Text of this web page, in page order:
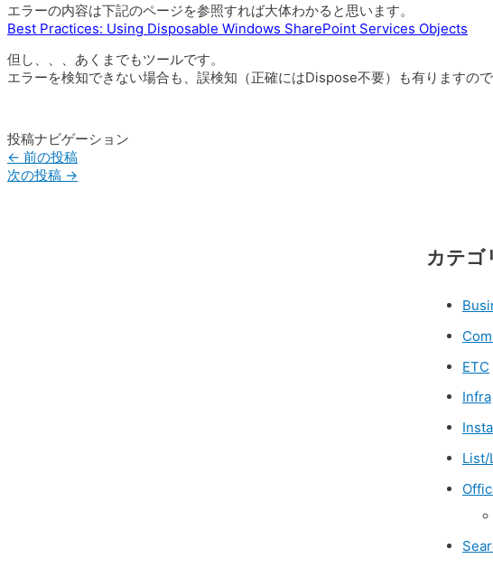
エラーの内容は下記のページを参照すれば大体わかると思います。
Best Practices: Using Disposable Windows SharePoint Services Objects
但し、、、あくまでもツールです。
エラーを検知できない場合も、誤検知（正確にはDispose不要）も有りますの
投稿ナビゲーション
← 前の投稿
次の投稿 →
カテゴ
ETC
Infra
List/